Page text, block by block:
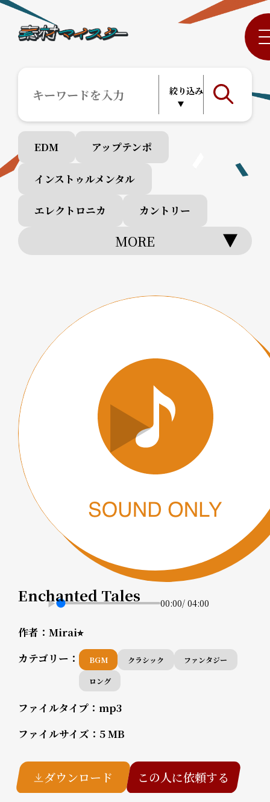
EDM アップテンポ
インストゥルメンタル
エレクトロニカ カントリー
MORE
00:00/04:00
Enchanted Tales
作者： Mirai⭐︎
カテゴリー：
BGM クラシック ファンタジー
ロング
ファイルタイプ： mp3
ファイルサイズ： 5 MB
ダウンロード この人に依頼する